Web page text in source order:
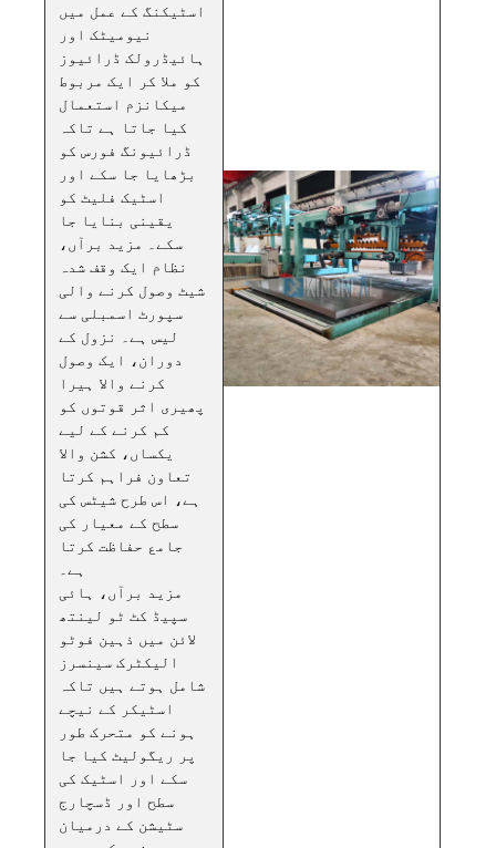
اسٹیکنگ کے عمل میں
نیومیٹک اور
ہائیڈرولک ڈرائیوز
کو ملا کر ایک مربوط
میکانزم استعمال
کیا جاتا ہے تاکہ
ڈرائیونگ فورس کو
بڑھایا جا سکے اور
اسٹیک فلیٹ کو
یقینی بنایا جا
سکے۔ مزید برآں،
نظام ایک وقف شدہ
شیٹ وصول کرنے والی
سپورٹ اسمبلی سے
لیس ہے۔ نزول کے
دوران، ایک وصول
کرنے والا ہیرا
پھیری اثر قوتوں کو
کم کرنے کے لیے
یکساں، کشن والا
تعاون فراہم کرتا
ہے، اس طرح شیٹس کی
سطح کے معیار کی
جامع حفاظت کرتا
ہے۔
مزید برآں، ہائی
سپیڈ کٹ ٹو لینتھ
لائن میں ذہین فوٹو
الیکٹرک سینسرز
شامل ہوتے ہیں تاکہ
اسٹیکر کے نیچے
ہونے کو متحرک طور
پر ریگولیٹ کیا جا
سکے اور اسٹیک کی
سطح اور ڈسچارج
سٹیشن کے درمیان